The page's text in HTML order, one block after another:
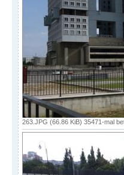
263.JPG (66.86 KiB) 35471-mal